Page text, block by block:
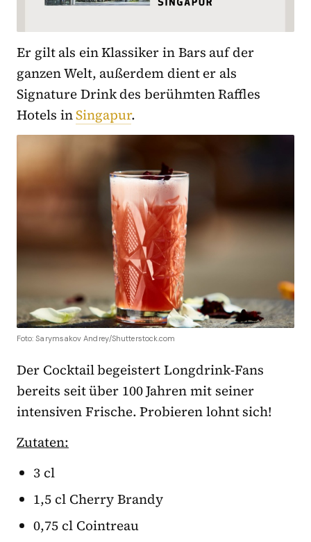
Er gilt als ein Klassiker in Bars auf der
ganzen Welt, außerdem dient er als
Signature Drink des berühmten Raffles
Hotels inSingapur.
Foto: Sarymsakov Andrey/Shutterstock.com
Der Cocktail begeistert Longdrink-Fans
bereits seit über 100 Jahren mit seiner
intensiven Frische. Probieren lohnt sich!
Zutaten:
3 cl
1,5 cl Cherry Brandy
0,75 cl Cointreau